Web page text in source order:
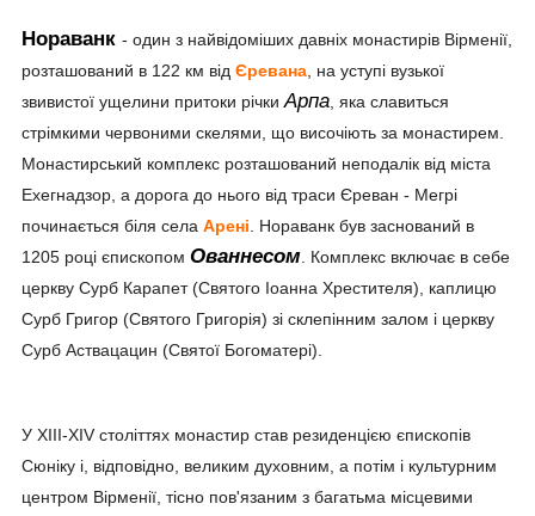
Нораванк - один з найвідоміших давніх монастирів Вірменії,
розташований в 122 км від Єревана , на уступі вузької
звивистої ущелини притоки річки Арпа , яка славиться
стрімкими червоними скелями, що височіють за монастирем.
Монастирський комплекс розташований неподалік від міста
Ехегнадзор, а дорога до нього від траси Єреван - Мегрі
починається біля села Арені . Нораванк був заснований в
1205 році єпископом Ованнесом . Комплекс включає в себе
церкву Сурб Карапет (Святого Іоанна Хрестителя), каплицю
Сурб Григор (Святого Григорія) зі склепінним залом і церкву
Сурб Аствацацин (Святої Богоматері).
У XIII-XIV століттях монастир став резиденцією єпископів
Сюніку і, відповідно, великим духовним, а потім і культурним
центром Вірменії, тісно пов'язаним з багатьма місцевими